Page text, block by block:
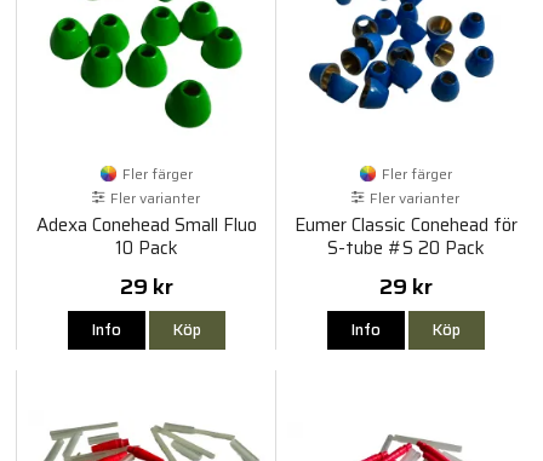
Fler färger
Fler varianter
Adexa Conehead Small Fluo
10 Pack
29 kr
Info Köp
Fler färger
Fler varianter
Eumer Classic Conehead för
S-tube #S 20 Pack
29 kr
Info Köp